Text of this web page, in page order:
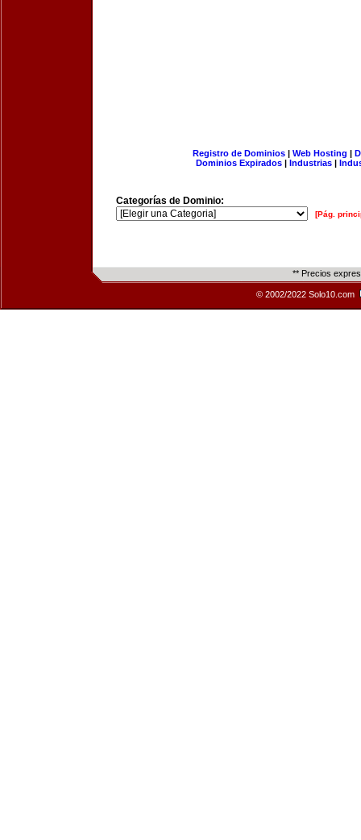
Registro de Dominios| Web Hosting |
Dominios Expirados | Industrias |
Categorías de Dominio:
[Pág.
** Precios
© 2002/2022 Solo10.com